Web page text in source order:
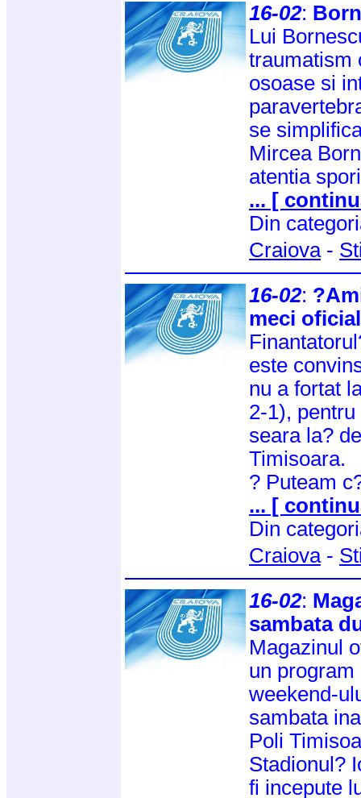
16-02:
Lui
traumatism
osoase si
se
Mircea
atentia
... [
Din
Craiova-
16-02:
meci
este
nu a fortat
2-1),
seara la?
Timisoara.
? Puteam
... [
Din
Craiova-
16-02:
sambata
Magazinul
un
weekend-
sambata
Poli
Stadionul?
fi incepute